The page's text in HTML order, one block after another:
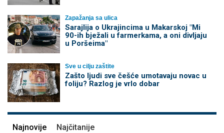
Zapažanja sa ulica
Sarajlija o Ukrajincima u Makarskoj "Mi
90-ih bježali u farmerkama, a oni divljaju
u Poršeima"
Sve u cilju zaštite
Zašto ljudi sve češće umotavaju novac u
foliju? Razlog je vrlo dobar
Najnovije Najčitanije